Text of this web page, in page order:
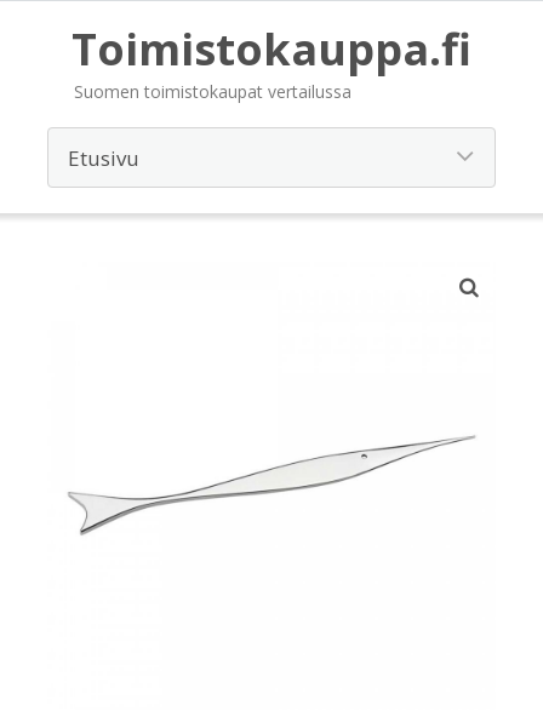
Toimistokauppa.fi
Suomen toimistokaupat vertailussa